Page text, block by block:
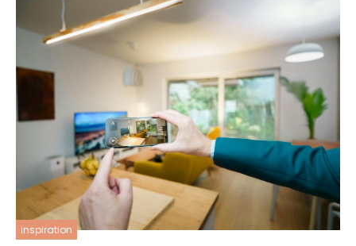
inspiration